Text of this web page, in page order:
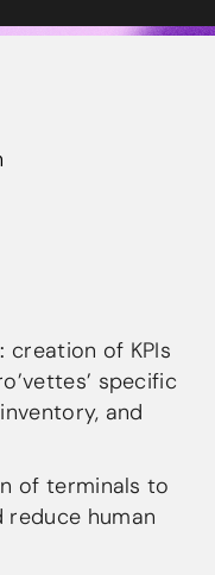
creation of KPIs
specific
and
of terminals to
human